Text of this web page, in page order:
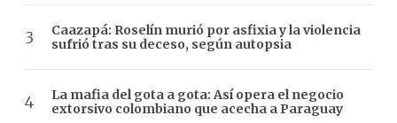
Caazapá: Roselín murió por asfixia y la violencia
sufrió tras su deceso, según autopsia
La mafia del gota a gota: Así opera el negocio
extorsivo colombiano que acecha a Paraguay